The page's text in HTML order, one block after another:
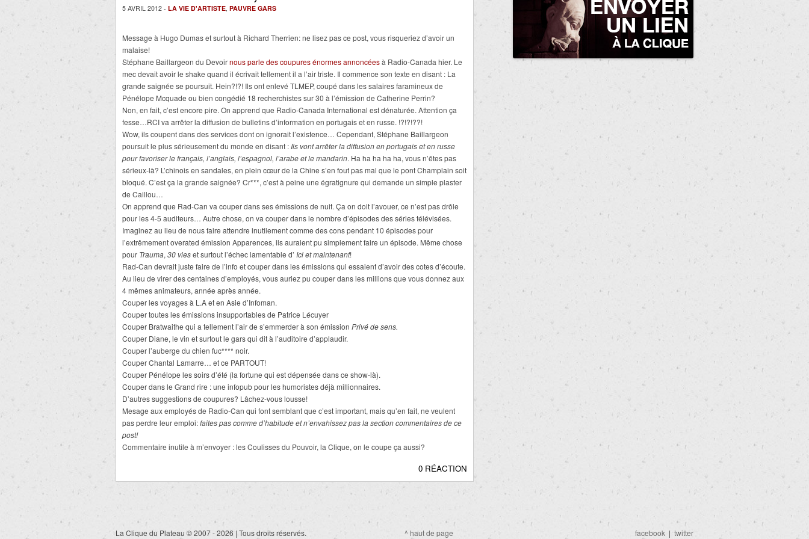
5 AVRIL 2012 - LA VIE D'ARTISTE, PAUVRE GARS
Message à Hugo Dumas et surtout à Richard Therrien: ne lisez pas ce post, vous risqueriez d’avoir un
malaise!
Stéphane Baillargeon du Devoirnous parle des coupures énormes annoncéesà Radio-Canada hier. Le
mec devait avoir le shake quand il écrivait tellement il a l’air triste. Il commence son texte en disant : La
grande saignée se poursuit. Hein?!?! Ils ont enlevé TLMEP, coupé dans les salaires faramineux de
Pénélope Mcquade ou bien congédié 18 recherchistes sur 30 à l’émission de Catherine Perrin?
Non, en fait, c’est encore pire. On apprend que Radio-Canada International est dénaturée. Attention ça
fesse…RCI va arrêter la diffusion de bulletins d’information en portugais et en russe. !?!?!??!
Wow, ils coupent dans des services dont on ignorait l’existence… Cependant, Stéphane Baillargeon
poursuit le plus sérieusement du monde en disant : Ils vont arrêter la diffusion en portugais et en russe
pour favoriser le français, l’anglais, l’espagnol, l’arabe et le mandarin. Ha ha ha ha ha, vous n’êtes pas
sérieux-là? L’chinois en sandales, en plein cœur de la Chine s’en fout pas mal que le pont Champlain soit
bloqué. C’est ça la grande saignée? Cr***, c’est à peine une égratignure qui demande un simple plaster
de Caillou…
On apprend que Rad-Can va couper dans ses émissions de nuit. Ça on doit l’avouer, ce n’est pas drôle
pour les 4-5 auditeurs… Autre chose, on va couper dans le nombre d’épisodes des séries télévisées.
Imaginez au lieu de nous faire attendre inutilement comme des cons pendant 10 épisodes pour
l’extrêmement overated émission Apparences, ils auraient pu simplement faire un épisode. Même chose
pour Trauma, 30 vieset surtout l’échec lamentable d’ Ici et maintenant!
Rad-Can devrait juste faire de l’info et couper dans les émissions qui essaient d’avoir des cotes d’écoute.
Au lieu de virer des centaines d’employés, vous auriez pu couper dans les millions que vous donnez aux
4 mêmes animateurs, année après année.
Couper les voyages à L.A et en Asie d’Infoman.
Couper toutes les émissions insupportables de Patrice Lécuyer
Couper Bratwaithe qui a tellement l’air de s’emmerder à son émission Privé de sens.
Couper Diane, le vin et surtout le gars qui dit à l’auditoire d’applaudir.
Couper l’auberge du chien fuc**** noir.
Couper Chantal Lamarre… et ce PARTOUT!
Couper Pénélope les soirs d’été (la fortune qui est dépensée dans ce show-là).
Couper dans le Grand rire : une infopub pour les humoristes déjà millionnaires.
D’autres suggestions de coupures? Lâchez-vous lousse!
Mesage aux employés de Radio-Can qui font semblant que c’est important, mais qu’en fait, ne veulent
pas perdre leur emploi:faites pas comme d’habitude et n’envahissez pas la section commentaires de ce
post!
Commentaire inutile à m’envoyer : les Coulisses du Pouvoir, la Clique, on le coupe ça aussi?
0 RÉACTION
La Clique du Plateau © 2007 - 2026 | Tous droits réservés. ^ haut de page facebook | twitter